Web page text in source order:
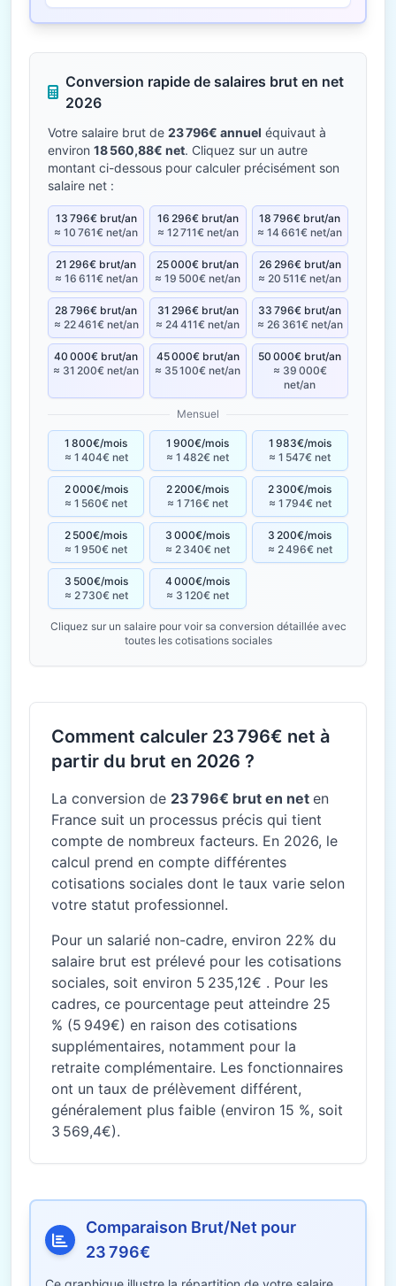
Conversion rapide de salaires brut en net
2026
Votre salaire brut de 23 796€ annuel équivaut à
environ 18 560,88€ net. Cliquez sur un autre
montant ci-dessous pour calculer précisément son
salaire net :
13 796€ brut/an
≈ 10 761€ net/an
16 296€ brut/an
≈ 12 711€ net/an
18 796€ brut/an
≈ 14 661€ net/an
21 296€ brut/an
≈ 16 611€ net/an
25 000€ brut/an
≈ 19 500€ net/an
26 296€ brut/an
≈ 20 511€ net/an
28 796€ brut/an
≈ 22 461€ net/an
31 296€ brut/an
≈ 24 411€ net/an
33 796€ brut/an
≈ 26 361€ net/an
40 000€ brut/an
≈ 31 200€ net/an
45 000€ brut/an
≈ 35 100€ net/an
50 000€ brut/an
≈ 39 000€
net/an
Mensuel
1 800€/mois
≈ 1 404€ net
1 900€/mois
≈ 1 482€ net
1 983€/mois
≈ 1 547€ net
2 000€/mois
≈ 1 560€ net
2 200€/mois
≈ 1 716€ net
2 300€/mois
≈ 1 794€ net
2 500€/mois
≈ 1 950€ net
3 000€/mois
≈ 2 340€ net
3 200€/mois
≈ 2 496€ net
3 500€/mois
≈ 2 730€ net
4 000€/mois
≈ 3 120€ net
Cliquez sur un salaire pour voir sa conversion détaillée avec
toutes les cotisations sociales
Comment calculer 23 796€ net à
partir du brut en 2026 ?
La conversion de 23 796€ brut en net en
France suit un processus précis qui tient
compte de nombreux facteurs. En 2026, le
calcul prend en compte différentes
cotisations sociales dont le taux varie selon
votre statut professionnel.
Pour un salarié non-cadre, environ 22% du
salaire brut est prélevé pour les cotisations
sociales, soit environ 5 235,12€ . Pour les
cadres, ce pourcentage peut atteindre 25
% (5 949€) en raison des cotisations
supplémentaires, notamment pour la
retraite complémentaire. Les fonctionnaires
ont un taux de prélèvement différent,
généralement plus faible (environ 15 %, soit
3 569,4€).
Comparaison Brut/Net pour
23 796€